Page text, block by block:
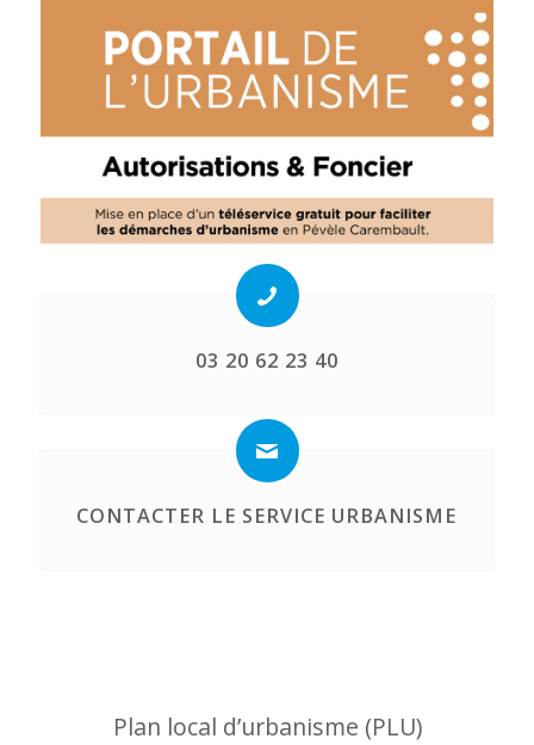
03 20 62 23 40
CONTACTER LE SERVICE URBANISME
Plan local d’urbanisme (PLU)